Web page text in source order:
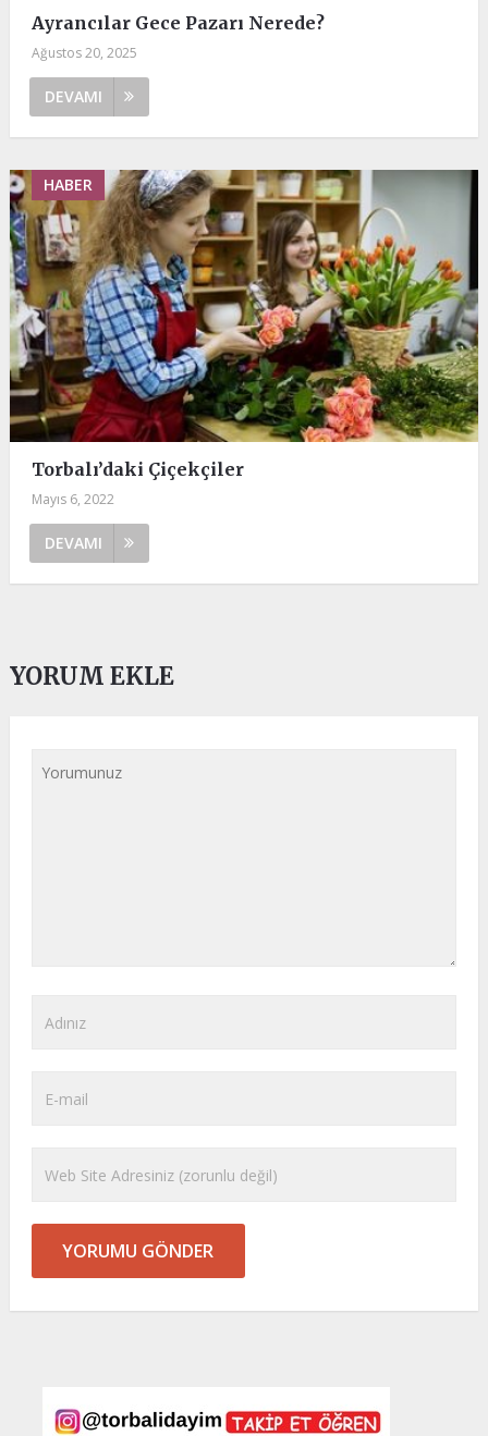
Ayrancılar Gece Pazarı Nerede?
Ağustos 20, 2025
DEVAMI
HABER
Torbalı’daki Çiçekçiler
Mayıs 6, 2022
DEVAMI
YORUM EKLE